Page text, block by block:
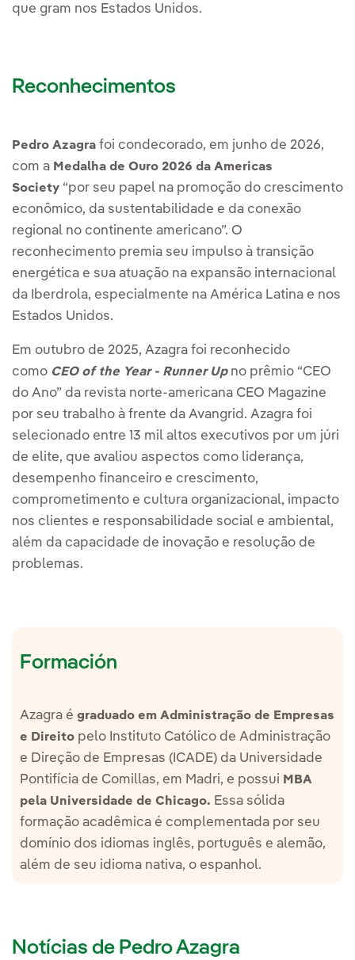
que gram nos Estados Unidos.
Reconhecimentos
Pedro Azagra foi condecorado, em junho de 2026,
com a Medalha de Ouro 2026 da Americas
Society “por seu papel na promoção do crescimento
econômico, da sustentabilidade e da conexão
regional no continente americano”. O
reconhecimento premia seu impulso à transição
energética e sua atuação na expansão internacional
da Iberdrola, especialmente na América Latina e nos
Estados Unidos.
Em outubro de 2025, Azagra foi reconhecido
como CEO of the Year - Runner Upno prêmio “CEO
do Ano” da revista norte-americana CEO Magazine
por seu trabalho à frente da Avangrid. Azagra foi
selecionado entre 13 mil altos executivos por um júri
de elite, que avaliou aspectos como liderança,
desempenho financeiro e crescimento,
comprometimento e cultura organizacional, impacto
nos clientes e responsabilidade social e ambiental,
além da capacidade de inovação e resolução de
problemas.
Formación
Azagra é graduado em Administração de Empresas
e Direito pelo Instituto Católico de Administração
e Direção de Empresas (ICADE) da Universidade
Pontifícia de Comillas, em Madri, e possui MBA
pela Universidade de Chicago. Essa sólida
formação acadêmica é complementada por seu
domínio dos idiomas inglês, português e alemão,
além de seu idioma nativa, o espanhol.
Notícias de Pedro Azagra